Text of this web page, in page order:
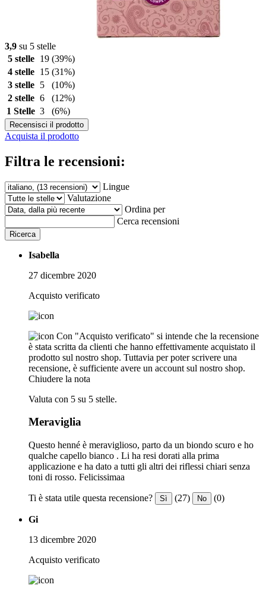
3,9 su 5 stelle
5 stelle
19 (39%)
4 stelle
15 (31%)
3 stelle
5
(10%)
2 stelle 6
(12%)
1 Stelle 3 (6%)
Recensisci il prodotto
Acquista il prodotto
Filtra le recensioni:
Lingue
Valutazione
Ordina per
Cerca recensioni
Ricerca
Isabella
27 dicembre 2020
Acquisto verificato
Con "Acquisto verificato" si intende che la recensione
è stata scritta da clienti che hanno effettivamente acquistato il
prodotto sul nostro shop. Tuttavia per poter scrivere una
recensione, è sufficiente avere un account sul nostro shop.
Chiudere la nota
Valuta con 5 su 5 stelle.
Meraviglia
Questo henné è meraviglioso, parto da un biondo scuro e ho
qualche capello bianco . Li ha resi dorati alla prima
applicazione e ha dato a tutti gli altri dei riflessi chiari senza
toni di rosso. Felicissimaa
Ti è stata utile questa recensione? Sì (27) No (0)
Gi
13 dicembre 2020
Acquisto verificato